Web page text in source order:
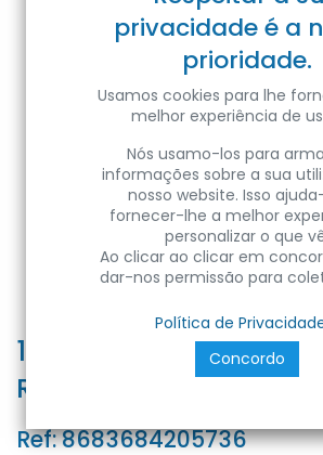
128-REFLEX-SQ/L GOLD
REFLECTOR FOR SALSA-
Ref:8683684205736
privacidade é a
prioridade.
Usamos cookies para lhe
melhor experiência de
Nós usamo-los para
informações sobre a sua
nosso website. Isso
fornecer-lhe a melhor
personalizar o que
Ao clicar ao clicar em
dar-nos permissão para
Política de
Concordo